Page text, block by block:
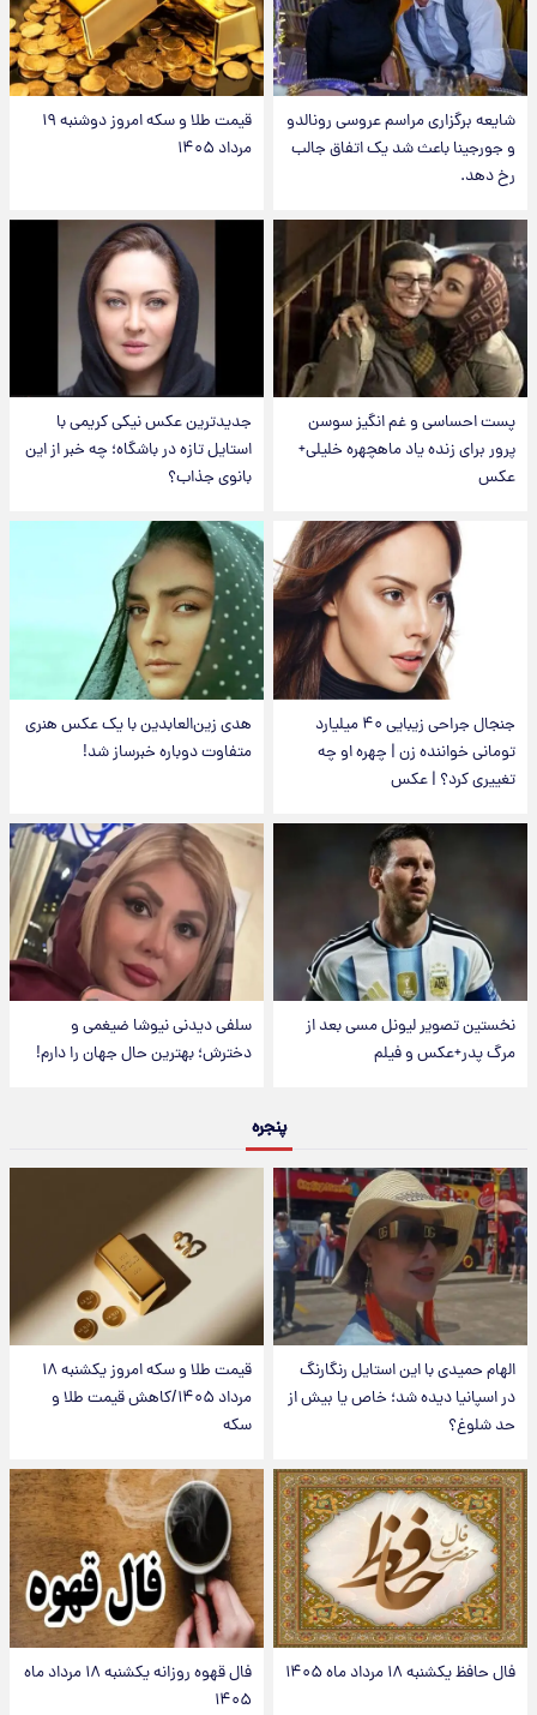
شایعه برگزاری مراسم عروسی رونالدو
و جورجینا باعث شد یک اتفاق جالب
رخ دهد.
قیمت طلا و سکه امروز دوشنبه ۱۹
مرداد ۱۴۰۵
پست احساسی و غم انگیز سوسن
پرور برای زنده یاد ماهچهره خلیلی+
عکس
جدیدترین عکس نیکی کریمی با
استایل تازه در باشگاه؛ چه خبر از این
بانوی جذاب؟
جنجال جراحی زیبایی ۴۰ میلیارد
تومانی خواننده زن | چهره او چه
تغییری کرد؟ | عکس
هدی زین‌العابدین با یک عکس هنری
متفاوت دوباره خبرساز شد!
نخستین تصویر لیونل مسی بعد از
مرگ پدر+عکس و فیلم
سلفی دیدنی نیوشا ضیغمی و
دخترش؛ بهترین حال جهان را دارم!
پنجره
الهام حمیدی با این استایل رنگارنگ
در اسپانیا دیده شد؛ خاص یا بیش از
حد شلوغ؟
قیمت طلا و سکه امروز یکشنبه ۱۸
مرداد ۱۴۰۵/کاهش قیمت طلا و
سکه
فال حافظ یکشنبه ۱۸ مرداد ماه ۱۴۰۵
فال قهوه روزانه یکشنبه ۱۸ مرداد ماه
۱۴۰۵